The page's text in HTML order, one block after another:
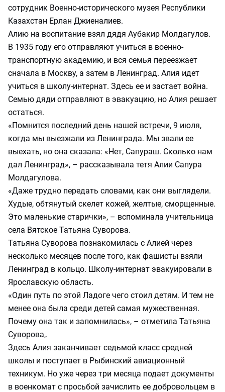
сотрудник Военно-исторического музея Республики
Казахстан Ерлан Джиеналиев.
Алию на воспитание взял дядя Аубакир Молдагулов.
В 1935 году его отправляют учиться в военно-
транспортную академию, и вся семья переезжает
сначала в Москву, а затем в Ленинград. Алия идет
учиться в школу-интернат. Здесь ее и застает война.
Семью дяди отправляют в эвакуацию, но Алия решает
остаться.
«Помнится последний день нашей встречи, 9 июля,
когда мы выезжали из Ленинграда. Мы звали ее
выехать, но она сказала: «Нет, Сапураш. Сколько нам
дал Ленинград», – рассказывала тетя Алии Сапура
Молдагулова.
«Даже трудно передать словами, как они выглядели.
Худые, обтянутый скелет кожей, желтые, сморщенные.
Это маленькие старички», – вспоминала учительница
села Вятское Татьяна Суворова.
Татьяна Суворова познакомилась с Алией через
несколько месяцев после того, как фашисты взяли
Ленинград в кольцо. Школу-интернат эвакуировали в
Ярославскую область.
«Один путь по этой Ладоге чего стоил детям. И тем не
менее она была среди детей самая мужественная.
Почему она так и запомнилась», – отметила Татьяна
Суворова,.
Здесь Алия заканчивает седьмой класс средней
школы и поступает в Рыбинский авиационный
техникум. Но уже через три месяца подает документы
в военкомат с просьбой зачислить ее добровольцем в